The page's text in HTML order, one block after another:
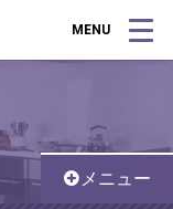
MENU
メニュー